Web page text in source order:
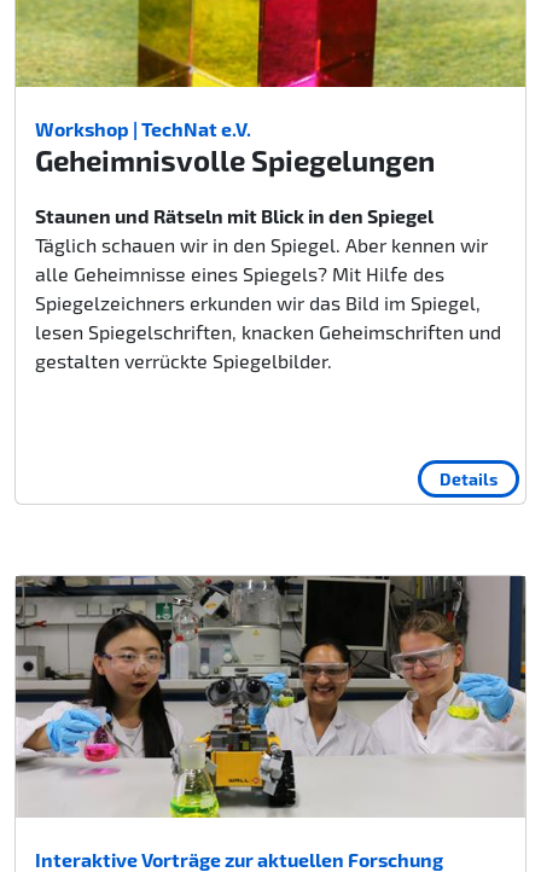
Workshop | TechNat e.V.
Geheimnisvolle Spiegelungen
Staunen und Rätseln mit Blick in den Spiegel
Täglich schauen wir in den Spiegel. Aber kennen wir
alle Geheimnisse eines Spiegels? Mit Hilfe des
Spiegelzeichners erkunden wir das Bild im Spiegel,
lesen Spiegelschriften, knacken Geheimschriften und
gestalten verrückte Spiegelbilder.
Details
Interaktive Vorträge zur aktuellen Forschung